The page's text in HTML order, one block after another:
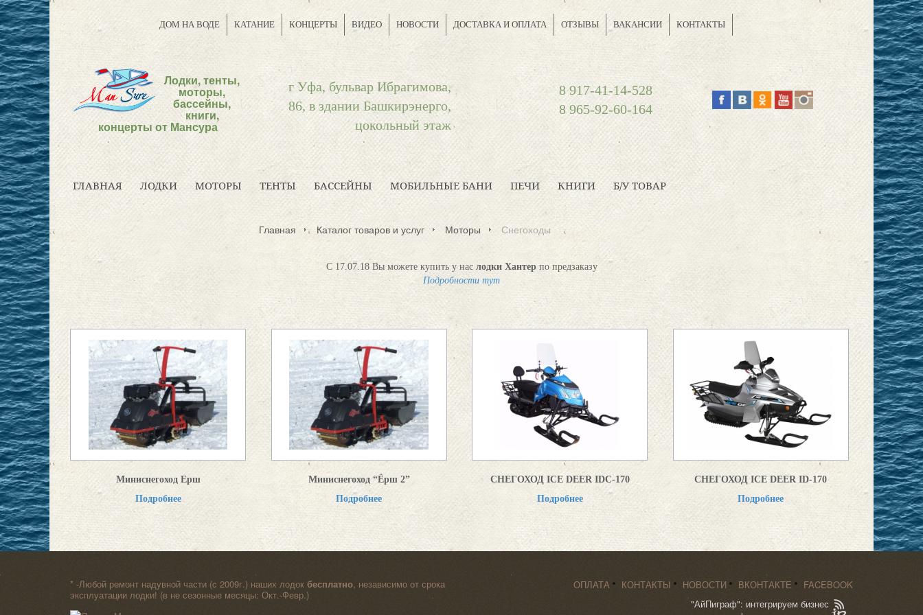
ДОМ НА ВОДЕ КАТАНИЕ КОНЦЕРТЫ ВИДЕО НОВОСТИ ДОСТАВКА И ОПЛАТА ОТЗЫВЫ ВАКАНСИИ КОНТАКТЫ
Лодки, тенты,
моторы,
бассейны,
книги,
концерты от Мансура
г Уфа, бульвар Ибрагимова,
86, в здании Башкирэнерго,
цокольный этаж
8 917-41-14-528
8 965-92-60-164
ГЛАВНАЯ ЛОДКИ МОТОРЫ ТЕНТЫ БАССЕЙНЫ МОБИЛЬНЫЕ БАНИ ПЕЧИ КНИГИ Б/У ТОВАР
Главная Каталог товаров и услуг Моторы Снегоходы
С 17.07.18 Вы можете купить у нас лодки Хантер по предзаказу
Подробности тут
Миниснегоход Ерш
Подробнее
Миниснегоход “Ёрш 2”
Подробнее
СНЕГОХОД ICE DEER IDC-170
Подробнее
СНЕГОХОД ICE DEER ID-170
Подробнее
* -Любой ремонт надувной части (c 2009г.) наших лодок бесплатно, независимо от срока
эксплуатации лодки! (в не сезонные месяцы: Окт.-Февр.)
ОПЛАТА КОНТАКТЫ НОВОСТИ ВКОНТАКТЕ
FACEBOOK
"АйПиграф": интегрируем бизнес